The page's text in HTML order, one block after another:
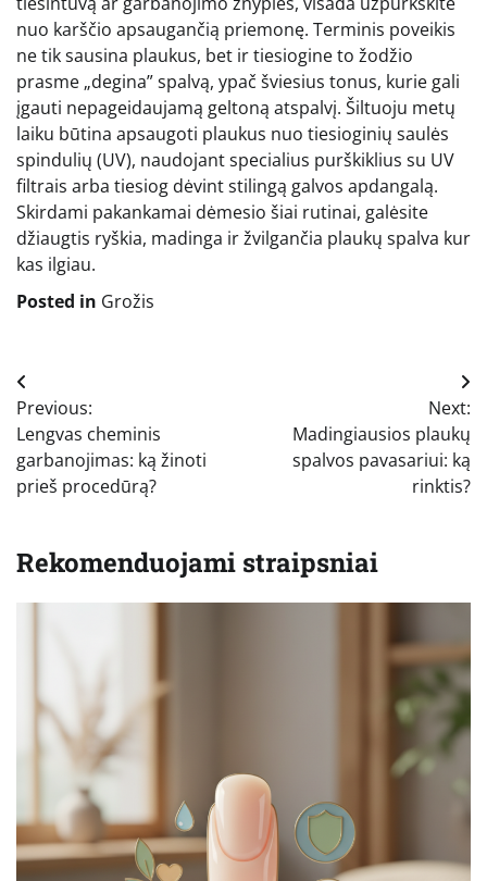
nuo karščio apsaugančią priemonę. Terminis poveikis
ne tik sausina plaukus, bet ir tiesiogine to žodžio
prasme „degina” spalvą, ypač šviesius tonus, kurie gali
įgauti nepageidaujamą geltoną atspalvį. Šiltuoju metų
laiku būtina apsaugoti plaukus nuo tiesioginių saulės
spindulių (UV), naudojant specialius purškiklius su UV
filtrais arba tiesiog dėvint stilingą galvos apdangalą.
Skirdami pakankamai dėmesio šiai rutinai, galėsite
džiaugtis ryškia, madinga ir žvilgančia plaukų spalva kur
kas ilgiau.
Posted in Grožis
Navigacija
tarp
įrašų
Previous:
Lengvas cheminis
garbanojimas: ką žinoti
prieš procedūrą?
Next:
Madingiausios plaukų
spalvos pavasariui: ką
rinktis?
Rekomenduojami straipsniai